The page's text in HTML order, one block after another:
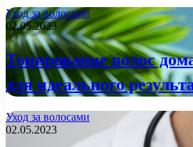
Уход за волосами
02.05.2023
Тонирование волос
для идеального
Уход за волосами
02.05.2023